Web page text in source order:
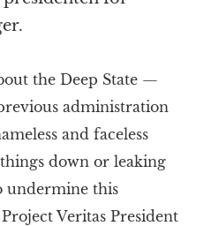
the Deep State —
administration
and faceless
down or leaking
undermine this
Veritas President